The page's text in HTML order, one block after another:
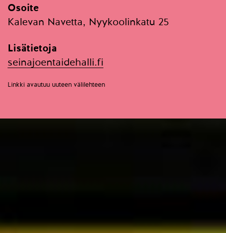
Osoite
Kalevan Navetta, Nyykoolinkatu 25
Lisätietoja
seinajoentaidehalli.fi
Linkki avautuu uuteen välilehteen